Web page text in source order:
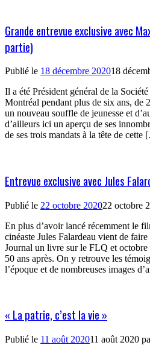
Grande entrevue exclusive avec
partie)
Publié le 18 décembre 202018
Il a été Président général de la
Montréal pendant plus de six ans, de
un nouveau souffle de jeunesse et
d’ailleurs ici un aperçu de ses
de ses trois mandats à la tête de
Entrevue exclusive avec Jules
Publié le 22 octobre 202022 octobre
En plus d’avoir lancé récemment le
cinéaste Jules Falardeau vient de
Journal un livre sur le FLQ et
50 ans après. On y retrouve les
l’époque et de nombreuses images
« La patrie, c’est la vie »
Publié le 11 août 202011 août 2020